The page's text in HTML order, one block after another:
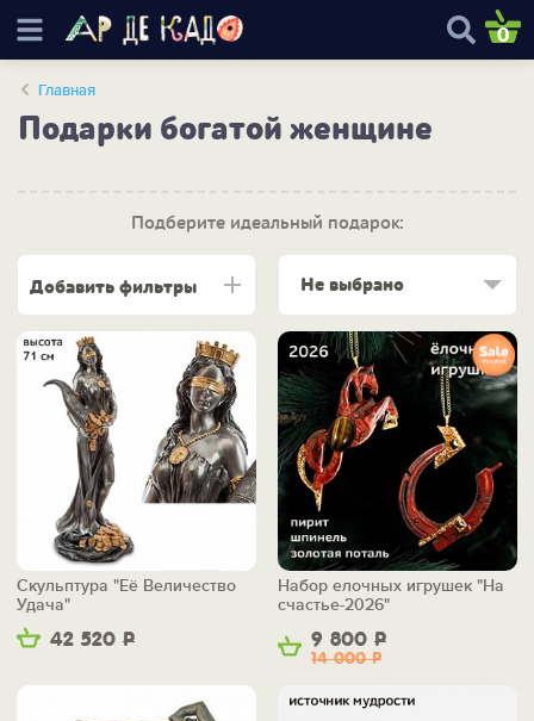
0
Главная
Подарки богатой женщине
Подберите идеальный подарок:
Добавить фильтры Не выбрано
42 520 Р
Скульптура "Её Величество
Удача"
9 800 Р
14 000Р
Набор елочных игрушек "На
счастье-2026"